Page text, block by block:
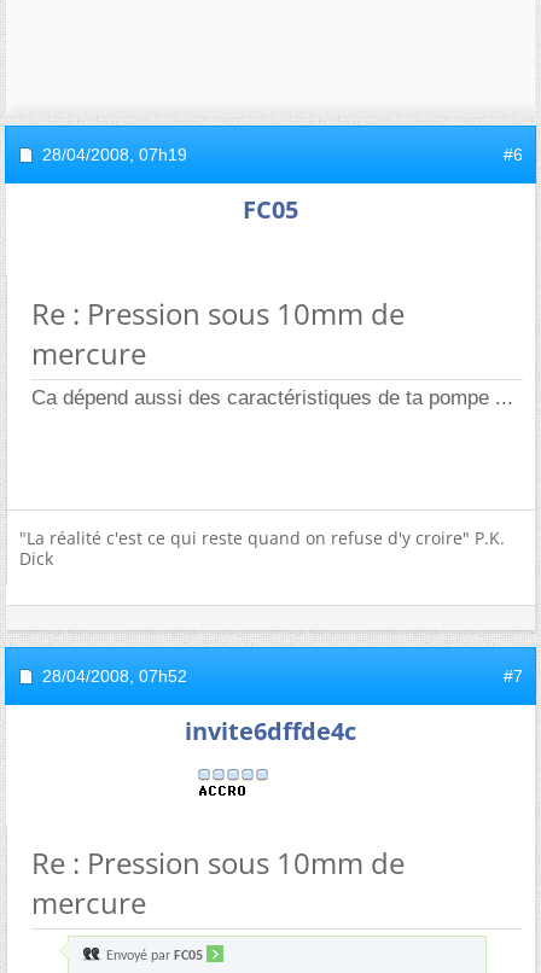
28/04/2008, 07h19 #6
FC05
Re : Pression sous 10mm de
mercure
Ca dépend aussi des caractéristiques de ta pompe ...
"La réalité c'est ce qui reste quand on refuse d'y croire" P.K.
Dick
28/04/2008, 07h52 #7
invite6dffde4c
Re : Pression sous 10mm de
mercure
Envoyé par FC05